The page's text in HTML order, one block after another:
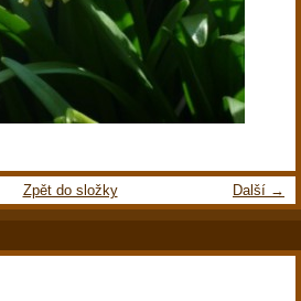
Další →
Zpět do složky